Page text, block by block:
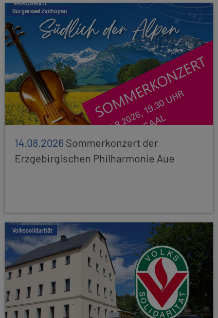
Bürgersaal Zschopau
14.08.2026Sommerkonzert der
Erzgebirgischen Philharmonie Aue
Volkssolidarität